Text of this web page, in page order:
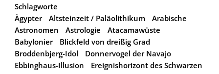
Schlagworte
Ägypter
Altsteinzeit / Paläolithikum
Arabische
Astronomen
Astrologie
Atacamawüste
Babylonier
Blickfeld von dreißig Grad
Broddenbjerg-Idol
Donnervogel der Navajo
Ebbinghaus-Illusion
Ereignishorizont des Schwarzen